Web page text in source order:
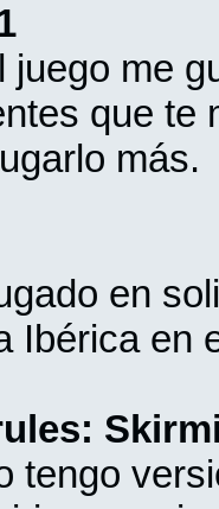
juego me
que te
más.
en
Ibérica en
tengo